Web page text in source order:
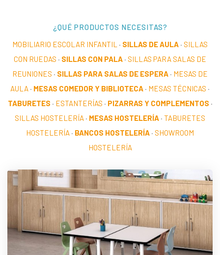
¿QUÉ PRODUCTOS NECESITAS?
MOBILIARIO ESCOLAR INFANTIL · SILLAS DE AULA · SILLAS
CON RUEDAS · SILLAS CON PALA · SILLAS PARA SALAS DE
REUNIONES · SILLAS PARA SALAS DE ESPERA · MESAS DE
AULA · MESAS COMEDOR Y BIBLIOTECA · MESAS TÉCNICAS ·
TABURETES · ESTANTERÍAS · PIZARRAS Y COMPLEMENTOS ·
SILLAS HOSTELERÍA · MESAS HOSTELERÍA · TABURETES
HOSTELERÍA · BANCOS HOSTELERÍA · SHOWROOM
HOSTELERÍA